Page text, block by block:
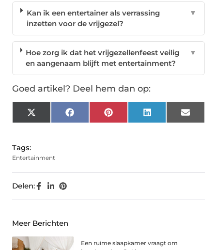
Kan ik een entertainer als verrassing
inzetten voor de vrijgezel?
▼
Hoe zorg ik dat het vrijgezellenfeest veilig
en aangenaam blijft met entertainment?
▼
Goed artikel? Deel hem dan op:
X
(Twitter)
FacebookPinterest LinkedIn Email
Tags:
Entertainment
Delen:
Meer Berichten
Een ruime slaapkamer vraagt om